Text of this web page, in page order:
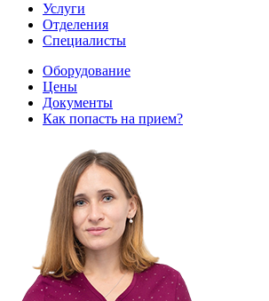
Услуги
Отделения
Специалисты
Оборудование
Цены
Документы
Как попасть на прием?